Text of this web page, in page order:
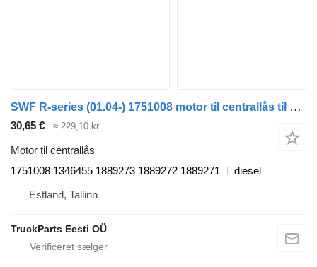
SWF R-series (01.04-) 1751008 motor til centrallås til Scania P,G,R,T-series (2004-2017) trækker
30,65 € ≈ 229,10 kr.
Motor til centrallås
1751008 1346455 1889273 1889272 1889271
diesel
Estland, Tallinn
TruckParts Eesti OÜ